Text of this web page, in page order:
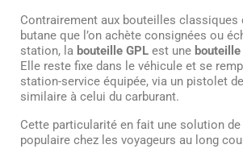
Contrairement aux bouteilles classiques
butane que l’on achète consignées ou
station, la bouteille GPL est une
Elle reste fixe dans le véhicule et se
station-service équipée, via un pistolet
similaire à celui du carburant.
Cette particularité en fait une solution de
populaire chez les voyageurs au long